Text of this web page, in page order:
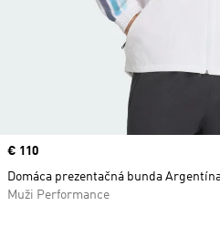
Price
€ 110
Domáca prezentačná bunda
Muži Performance